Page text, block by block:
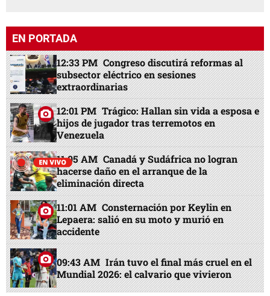
EN PORTADA
12:33 PM Congreso discutirá reformas al
subsector eléctrico en sesiones
extraordinarias
12:01 PM Trágico: Hallan sin vida a esposa e
hijos de jugador tras terremotos en
Venezuela
11:05 AM Canadá y Sudáfrica no logran
hacerse daño en el arranque de la
eliminación directa
11:01 AM Consternación por Keylin en
Lepaera: salió en su moto y murió en
accidente
09:43 AM Irán tuvo el final más cruel en el
Mundial 2026: el calvario que vivieron